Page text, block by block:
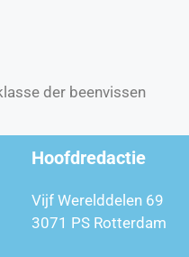
der beenvissen
Hoofdredactie
Vijf Werelddelen 69
3071 PS Rotterdam